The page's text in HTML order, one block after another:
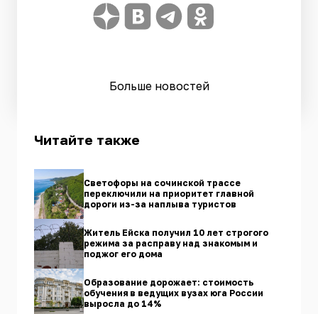
Больше новостей
Читайте также
Светофоры на сочинской трассе
переключили на приоритет главной
дороги из-за наплыва туристов
Житель Ейска получил 10 лет строгого
режима за расправу над знакомым и
поджог его дома
Образование дорожает: стоимость
обучения в ведущих вузах юга России
выросла до 14%